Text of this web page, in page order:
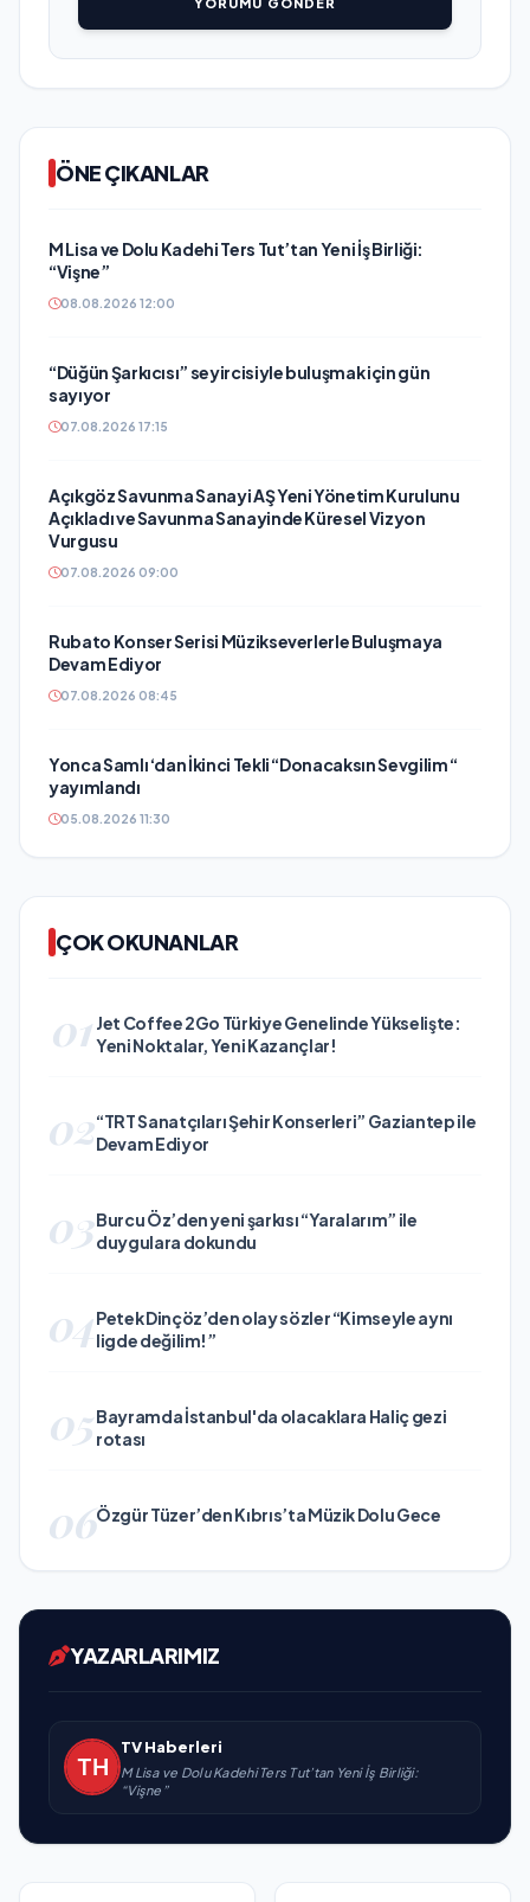
ÖNE ÇIKANLAR
M Lisa ve Dolu Kadehi Ters Tut’tan Yeni İş Birliği:
“Vişne”
08.08.2026 12:00
“Düğün Şarkıcısı” seyircisiyle buluşmak için gün
sayıyor
07.08.2026 17:15
Açıkgöz Savunma Sanayi AŞ Yeni Yönetim Kurulunu
Açıkladı ve Savunma Sanayinde Küresel Vizyon
Vurgusu
07.08.2026 09:00
Rubato Konser Serisi Müzikseverlerle Buluşmaya
Devam Ediyor
07.08.2026 08:45
Yonca Samlı ‘dan İkinci Tekli “Donacaksın Sevgilim “
yayımlandı
05.08.2026 11:30
ÇOK OKUNANLAR
01 Jet Coffee 2Go Türkiye Genelinde Yükselişte:
Yeni Noktalar, Yeni Kazançlar!
02“TRT Sanatçıları Şehir Konserleri” Gaziantep ile
Devam Ediyor
03Burcu Öz’den yeni şarkısı “Yaralarım” ile
duygulara dokundu
04Petek Dinçöz’den olay sözler “Kimseyle aynı
ligde değilim!”
05Bayramda İstanbul'da olacaklara Haliç gezi
rotası
06Özgür Tüzer’den Kıbrıs’ta Müzik Dolu Gece
YAZARLARIMIZ
TV Haberleri
M Lisa ve Dolu Kadehi Ters Tut’tan Yeni İş Birliği:
“Vişne”